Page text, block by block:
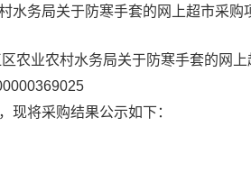
水务局关于防寒手套的网上超市采购
农业农村水务局关于防寒手套的网
现将采购结果公示如下：